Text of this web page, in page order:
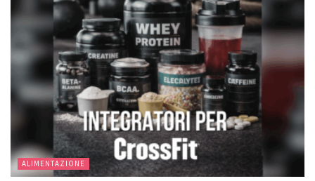
ALIMENTAZIONE